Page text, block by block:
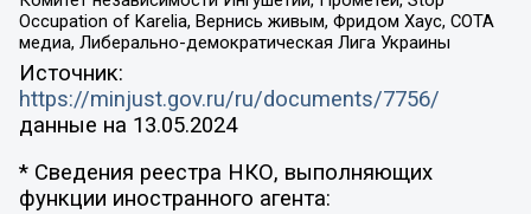
Occupation of Karelia, Вернись живым, Фридом Хаус, СОТА
медиа, Либерально-демократическая Лига Украины
Источник:
https://minjust.gov.ru/ru/documents/7756/
данные на 13.05.2024
* Сведения реестра НКО, выполняющих
функции иностранного агента: